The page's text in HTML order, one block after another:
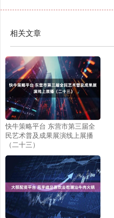
相关文章
快牛策略平台 东营市第三届全
民艺术普及成果展演线上展播
（二十三）